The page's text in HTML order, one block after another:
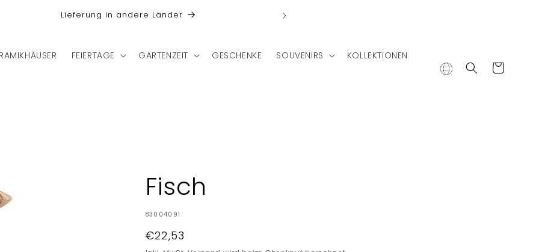
Lieferung in andere Länder
FEIERTAGE GARTENZEIT GESCHENKE SOUVENIRS KOLLEKTIONEN
Warenkorb
Fisch
SKU:
83004091
Normaler
€22,53